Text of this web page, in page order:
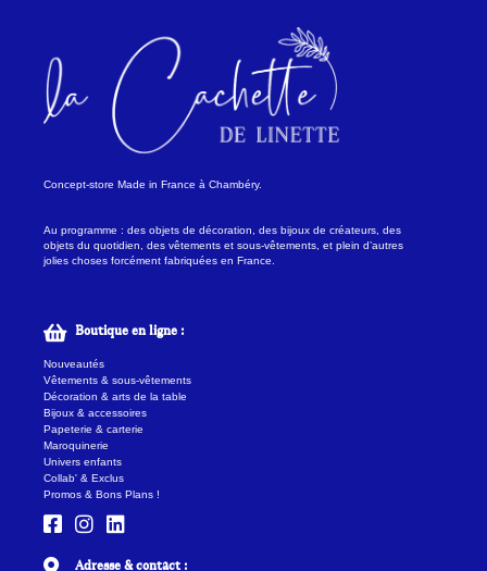
Concept-store Made in France à Chambéry.
Au programme : des objets de décoration, des bijoux de créateurs, des
objets du quotidien, des vêtements et sous-vêtements, et plein d’autres
jolies choses forcément fabriquées en France.
Boutique en ligne :
Nouveautés
Vêtements & sous-vêtements
Décoration & arts de la table
Bijoux & accessoires
Papeterie & carterie
Maroquinerie
Univers enfants
Collab' & Exclus
Promos & Bons Plans !
Adresse & contact :